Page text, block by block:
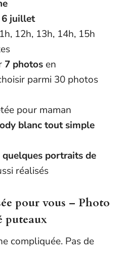
6 juillet
12h, 13h, 14h, 15h
7 photos en
parmi 30 photos
pour maman
blanc tout simple
quelques portraits de
réalisés
pour vous – Photo
puteaux
compliquée. Pas de